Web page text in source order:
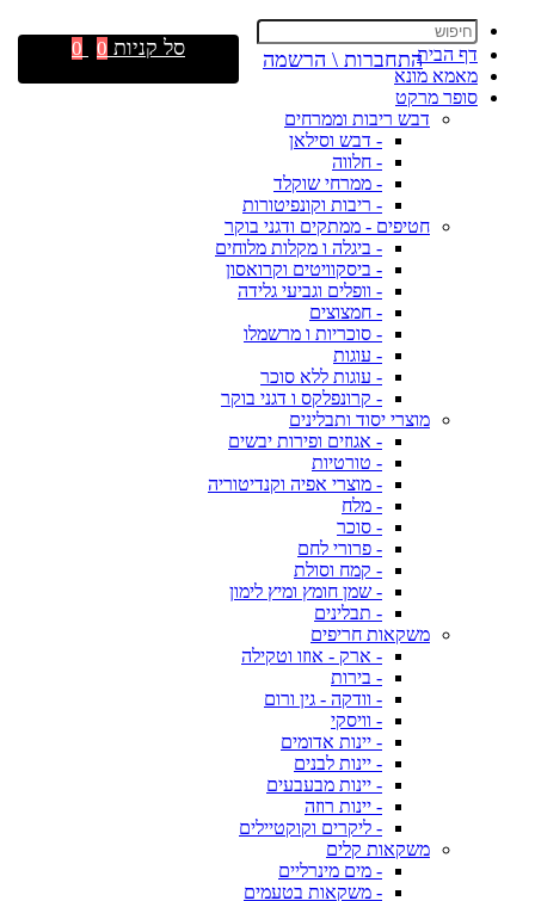
דף הבית
מאמא מונא
סופר מרקט
דבש ריבות וממרחים
- דבש וסילאן
- חלווה
- ממרחי שוקלד
- ריבות וקונפיטורות
חטיפים - ממתקים ודגני בוקר
- ביגלה ו מקלות מלוחים
- ביסקוויטים וקרואסון
- וופלים וגביעי גלידה
- חמצוצים
- סוכריות ו מרשמלו
- עוגות
- עוגות ללא סוכר
- קרונפלקס ו דגני בוקר
מוצרי יסוד ותבלינים
- אגוזים ופירות יבשים
- טורטיות
- מוצרי אפיה וקנדיטוריה
- מלח
- סוכר
- פרורי לחם
- קמח וסולת
- שמן חומץ ומיץ לימון
- תבלינים
משקאות חריפים
- ארק - אוזו וטקילה
- בירות
- וודקה - גין ורום
- וויסקי
- יינות אדומים
- יינות לבנים
- יינות מבעבעים
- יינות רוזה
- ליקרים וקוקטיילים
משקאות קלים
- מים מינרליים
- משקאות בטעמים
התחברות \ הרשמה סל קניות 0
0